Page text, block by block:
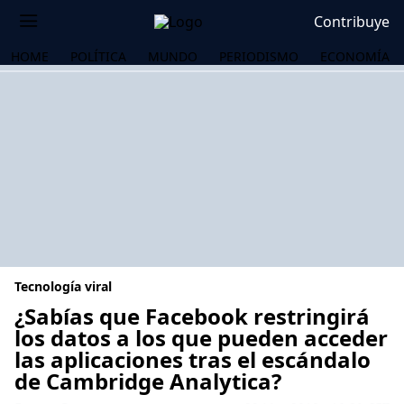
Contribuye
HOME POLÍTICA MUNDO PERIODISMO ECONOMÍA
Tecnología viral
¿Sabías que Facebook restringirá
los datos a los que pueden acceder
las aplicaciones tras el escándalo
de Cambridge Analytica?